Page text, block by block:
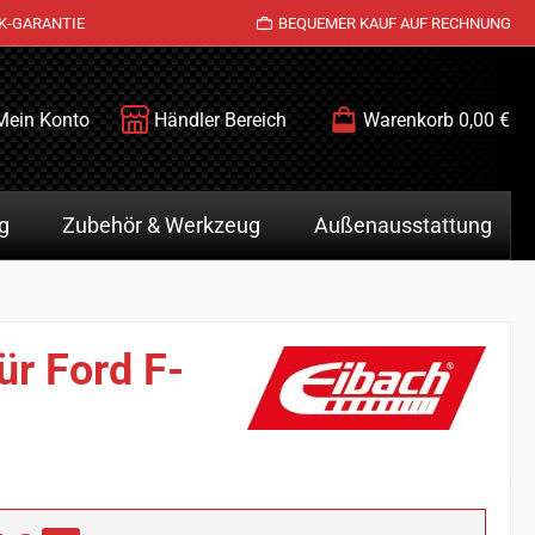
GARANTIE BEQUEMER KAUF AUF RECHNUNG
Konto Händler Bereich Warenkorb 0,00 €
Zubehör & Werkzeug Außenausstattung
Ford F-